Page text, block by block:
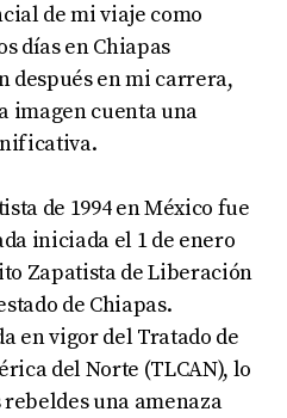
de mi viaje como
días en Chiapas
después en mi carrera,
imagen cuenta una
de 1994 en México fue
iniciada el 1 de enero
Zapatista de Liberación
de Chiapas.
en vigor del Tratado de
del Norte (TLCAN), lo
una amenaza